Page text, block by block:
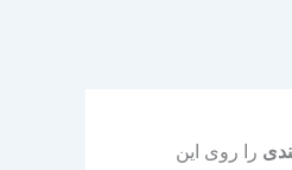
را روی این